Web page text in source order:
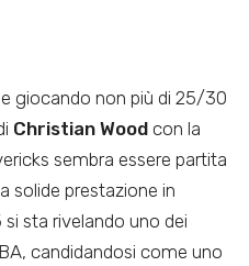
giocando non più di 25/30
Christian Wood con la
sembra essere partita
solide prestazione in
sta rivelando uno dei
candidandosi come uno